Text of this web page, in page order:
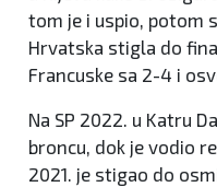
tom je i uspio, potom
Hrvatska stigla do
Francuske sa 2-4 i
Na SP 2022. u Katru
broncu, dok je vodio
2021. je stigao do